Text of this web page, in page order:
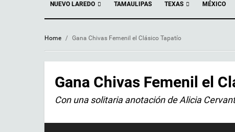
NUEVO LAREDO TAMAULIPAS TEXAS MÉXICO
Home / Gana Chivas Femenil el Clásico Tapatío
Gana Chivas Femenil el
Con una solitaria anotación de Alicia